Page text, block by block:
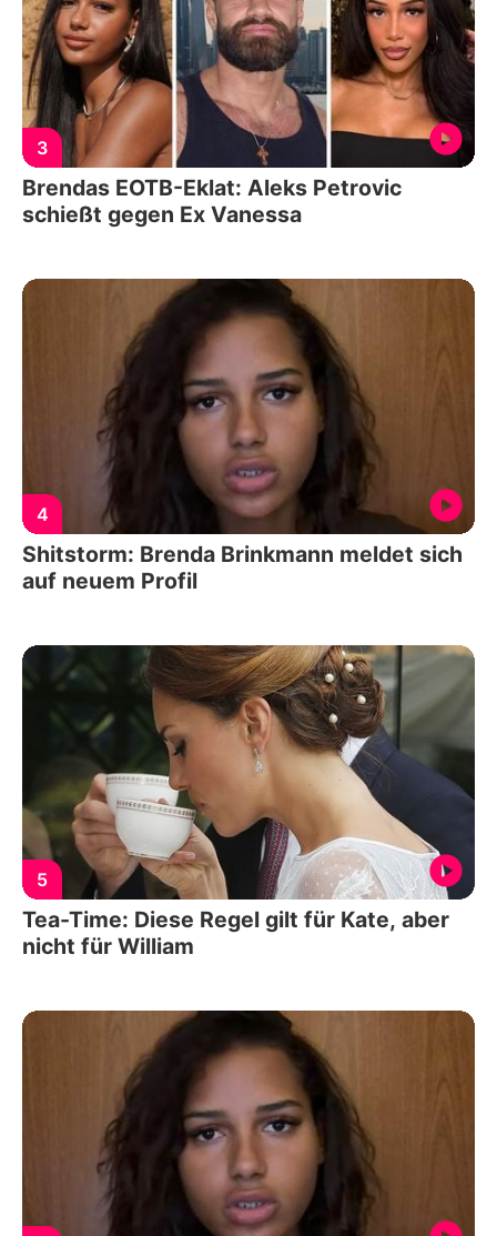
3
Brendas EOTB-Eklat: Aleks Petrovic
schießt gegen Ex Vanessa
4
Shitstorm: Brenda Brinkmann meldet sich
auf neuem Profil
5
Tea-Time: Diese Regel gilt für Kate, aber
nicht für William